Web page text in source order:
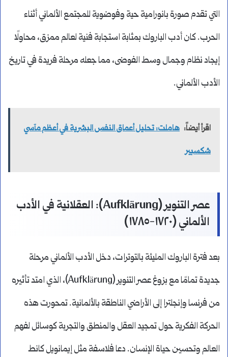
التي تقدم صورة بانورامية حية وفوضوية للمجتمع الألماني أثناء
الحرب. كان أدب الباروك بمثابة استجابة فنية لعالم ممزق، محاولًا
إيجاد نظام وجمال وسط الفوضى، مما جعله مرحلة فريدة في تاريخ
الأدب الألماني.
اقرأ أيضاً: هاملت: تحليل أعماق النفس البشرية في أعظم مآسي
شكسبير
عصر التنوير (Aufklärung): العقلانية في الأدب
الألماني (١٧٢٠-١٧٨٥)
بعد فترة الباروك المليئة بالتوترات، دخل الأدب الألماني مرحلة
جديدة تمامًا مع بزوغ عصر التنوير (Aufklärung)، الذي امتد تأثيره
من فرنسا وإنجلترا إلى الأراضي الناطقة بالألمانية. تمحورت هذه
الحركة الفكرية حول تمجيد العقل والمنطق والتجربة كوسائل لفهم
العالم وتحسين حياة الإنسان. دعا فلاسفة مثل إيمانويل كانط